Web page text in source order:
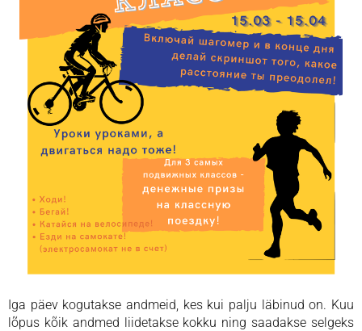
Iga päev kogutakse andmeid, kes kui palju läbinud on. Kuu
lõpus kõik andmed liidetakse kokku ning saadakse selgeks